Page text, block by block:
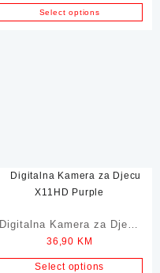
Select options
Digitalna Kamera za Djecu
X11HD Purple
36,90 KM
Select options